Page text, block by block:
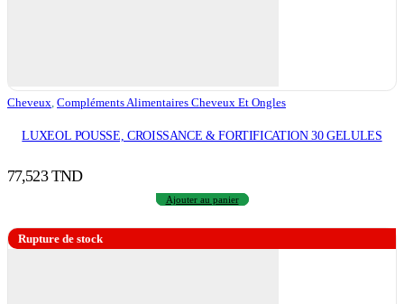
Cheveux, Compléments Alimentaires Cheveux Et Ongles
LUXEOL POUSSE, CROISSANCE & FORTIFICATION 30 GELULES
77,523TND
Ajouter au panier
Rupture de stock